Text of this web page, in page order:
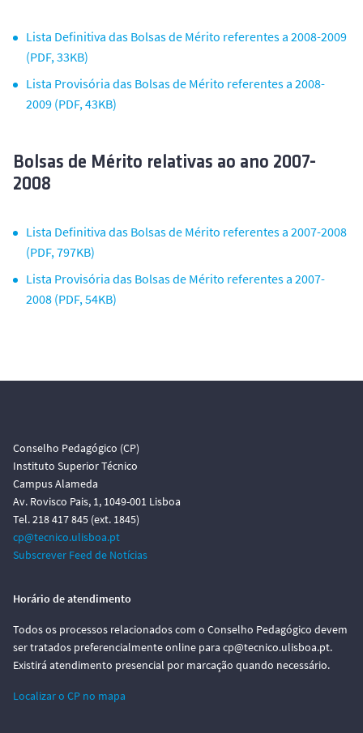
Lista Definitiva das Bolsas de Mérito referentes a 2008-2009
(PDF, 33KB)
Lista Provisória das Bolsas de Mérito referentes a 2008-
2009 (PDF, 43KB)
Bolsas de Mérito relativas ao ano 2007-
2008
Lista Definitiva das Bolsas de Mérito referentes a 2007-2008
(PDF, 797KB)
Lista Provisória das Bolsas de Mérito referentes a 2007-
2008 (PDF, 54KB)
Conselho Pedagógico (CP)
Instituto Superior Técnico
Campus Alameda
Av. Rovisco Pais, 1, 1049-001 Lisboa
Tel. 218 417 845 (ext. 1845)
cp@tecnico.ulisboa.pt
Subscrever Feed de Notícias
Horário de atendimento
Todos os processos relacionados com o Conselho Pedagógico devem
ser tratados preferencialmente online para cp@tecnico.ulisboa.pt.
Existirá atendimento presencial por marcação quando necessário.
Localizar o CP no mapa